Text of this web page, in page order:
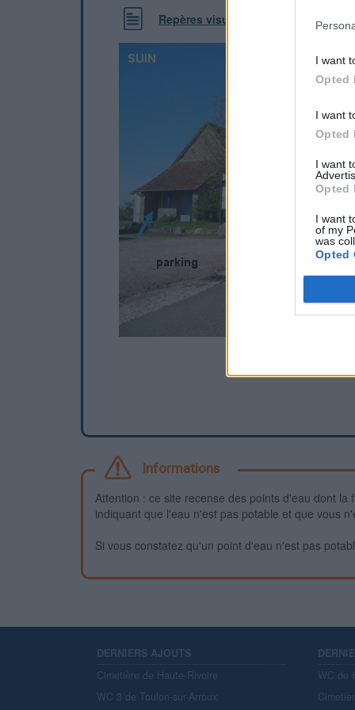
I want
Opted
I want
Opted
I want
Opted
I want
of my
was
Opted
Repères visuels
Informations
Attention : ce site recense des points d'eau dont
indiquant que l'eau n'est pas potable et que vous
Si vous constatez qu'un point d'eau n'est pas
DERNIERS AJOUTS
Cimetière de Haute-Rivoire
WC 3 de Toulon-sur-Arroux
WC de